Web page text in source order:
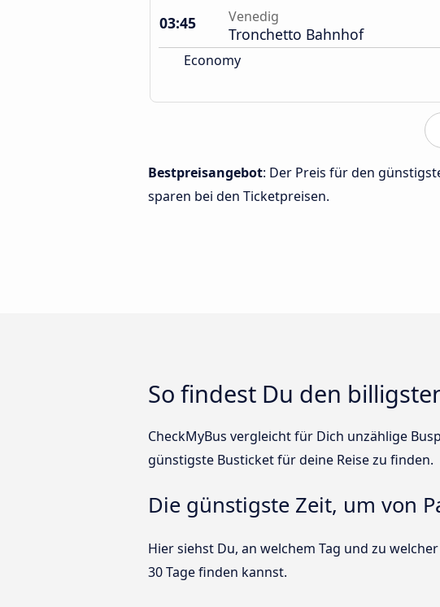
03:45
Venedig
Tronchetto Bahnhof
Economy
Bestpreisangebot: Der Preis für den
sparen bei den Ticketpreisen.
So findest Du den
CheckMyBus vergleicht für Dich unzählige
günstigste Busticket für deine Reise zu finden.
Die günstigste Zeit, um von
Hier siehst Du, an welchem Tag und zu
30 Tage finden kannst.